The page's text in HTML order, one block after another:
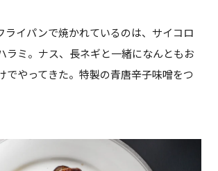
ライパンで焼かれているのは、サイコロ
ラミ。ナス、長ネギと一緒になんともお
でやってきた。特製の青唐辛子味噌をつ